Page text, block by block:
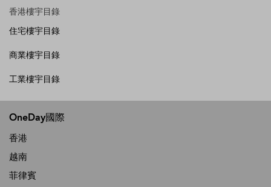
香港樓宇目錄
住宅樓宇目錄
商業樓宇目錄
工業樓宇目錄
OneDay國際
香港
越南
菲律賓